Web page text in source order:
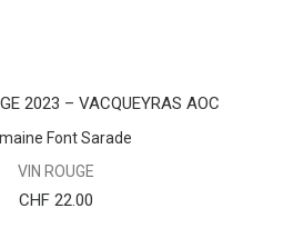
2023 – VACQUEYRAS AOC
Font Sarade
VIN ROUGE
CHF22.00